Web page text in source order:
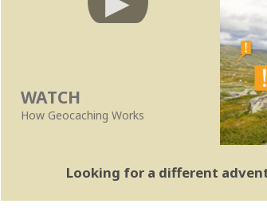
WATCH
How Geocaching Works
Looking for a different